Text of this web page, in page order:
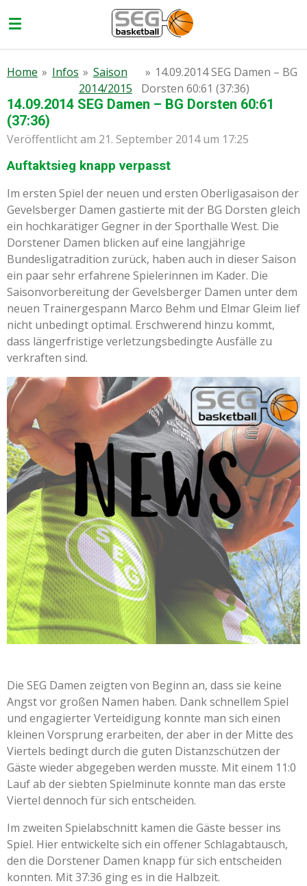
Hauptinhalt
Home » Infos » Saison
2014/2015
» 14.09.2014 SEG Damen – BG
Dorsten 60:61 (37:36)
14.09.2014 SEG Damen – BG Dorsten 60:61
(37:36)
Veröffentlicht am 21. September 2014 um 17:25
Auftaktsieg knapp verpasst
Im ersten Spiel der neuen und ersten Oberligasaison der
Gevelsberger Damen gastierte mit der BG Dorsten gleich
ein hochkarätiger Gegner in der Sporthalle West. Die
Dorstener Damen blicken auf eine langjährige
Bundesligatradition zurück, haben auch in dieser Saison
ein paar sehr erfahrene Spielerinnen im Kader. Die
Saisonvorbereitung der Gevelsberger Damen unter dem
neuen Trainergespann Marco Behm und Elmar Gleim lief
nicht unbedingt optimal. Erschwerend hinzu kommt,
dass längerfristige verletzungsbedingte Ausfälle zu
verkraften sind.
Die SEG Damen zeigten von Beginn an, dass sie keine
Angst vor großen Namen haben. Dank schnellem Spiel
und engagierter Verteidigung konnte man sich einen
kleinen Vorsprung erarbeiten, der aber in der Mitte des
Viertels bedingt durch die guten Distanzschützen der
Gäste wieder abgegeben werden musste. Mit einem 11:0
Lauf ab der siebten Spielminute konnte man das erste
Viertel dennoch für sich entscheiden.
Im zweiten Spielabschnitt kamen die Gäste besser ins
Spiel. Hier entwickelte sich ein offener Schlagabtausch,
den die Dorstener Damen knapp für sich entscheiden
konnten. Mit 37:36 ging es in die Halbzeit.